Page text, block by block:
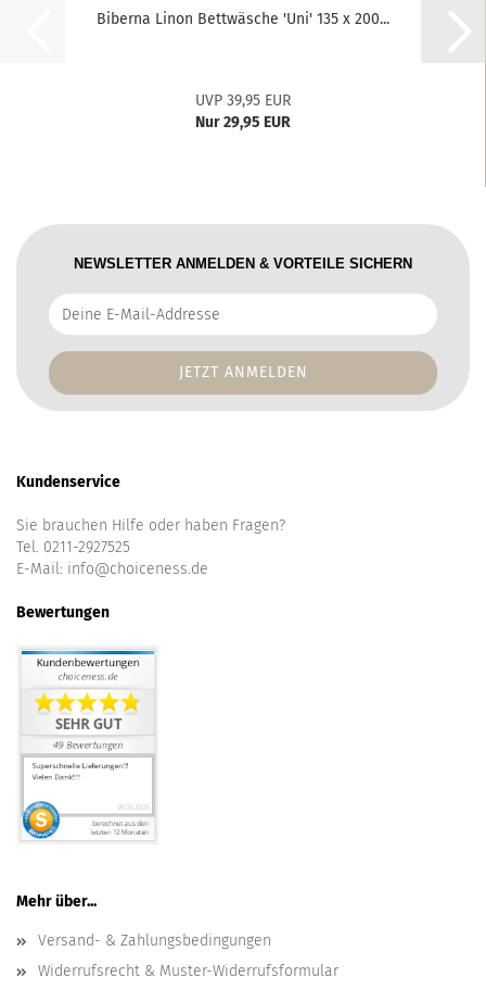
Biberna Linon Bettwäsche 'Uni' 135 x 200...
UVP 39,95 EUR
Nur 29,95 EUR
NEWSLETTER ANMELDEN & VORTEILE SICHERN
Deine
E-
Addresse
Kundenservice
Sie brauchen Hilfe oder haben Fragen?
Tel. 0211-2927525
E-Mail: info@choiceness.de
Bewertungen
Mehr über...
Versand- & Zahlungsbedingungen
Widerrufsrecht & Muster-Widerrufsformular